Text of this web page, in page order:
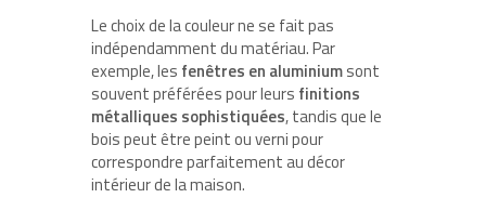
Le choix de la couleur ne se fait pas
indépendamment du matériau. Par
exemple, les fenêtres en aluminiumsont
souvent préférées pour leurs finitions
métalliques sophistiquées, tandis que le
bois peut être peint ou verni pour
correspondre parfaitement au décor
intérieur de la maison.